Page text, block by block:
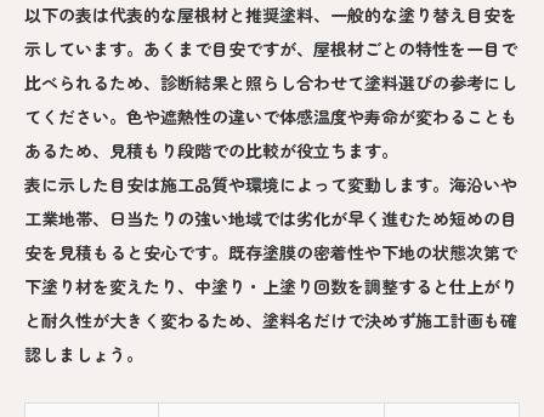
以下の表は代表的な屋根材と推奨塗料、一般的な塗り替え目安を
示しています。あくまで目安ですが、屋根材ごとの特性を一目で
比べられるため、診断結果と照らし合わせて塗料選びの参考にし
てください。色や遮熱性の違いで体感温度や寿命が変わることも
あるため、見積もり段階での比較が役立ちます。
表に示した目安は施工品質や環境によって変動します。海沿いや
工業地帯、日当たりの強い地域では劣化が早く進むため短めの目
安を見積もると安心です。既存塗膜の密着性や下地の状態次第で
下塗り材を変えたり、中塗り・上塗り回数を調整すると仕上がり
と耐久性が大きく変わるため、塗料名だけで決めず施工計画も確
認しましょう。